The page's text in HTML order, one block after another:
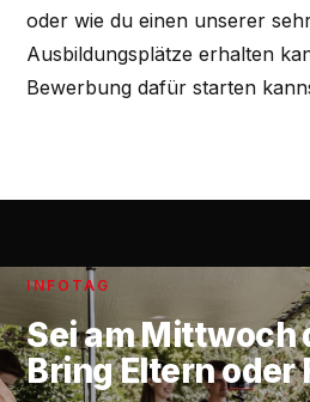
oder wie du einen unserer
Ausbildungsplätze erhalten
Bewerbung dafür starten
INFOTAG
Sei amMittwoch
Bring Eltern oder